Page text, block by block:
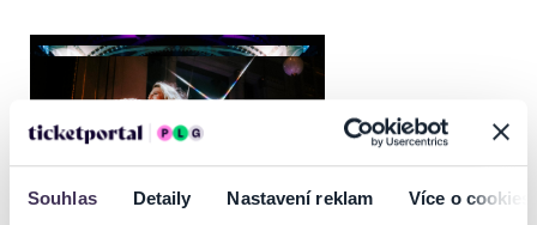
Souhlas Detaily Nastavení reklam Více o cookies
Odporúčané